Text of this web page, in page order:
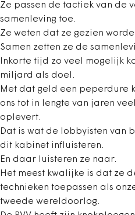
Ze passen de tactiek van de
samenleving toe.
Ze weten dat ze gezien
Samen zetten ze de
Inkorte tijd zo veel mogelijk
miljard als doel.
Met dat geld een peperdure
ons tot in lengte van jaren
oplevert.
Dat is wat de lobbyisten van
dit kabinet influisteren.
En daar luisteren ze naar.
Het meest kwalijke is dat ze
technieken toepassen als
tweede wereldoorlog.